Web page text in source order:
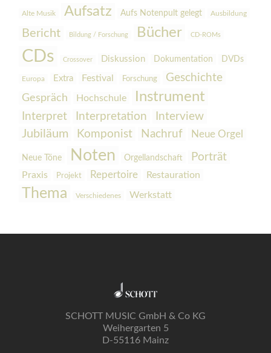
Alte Musik Aufsatz Aufs Notenpult gelegt Ausbildung
Bericht Bildung / Forschung Bücher CD-ROMs
CDs Crossover Diskussion Dokumentation DVDs
Europa Extra Festival Forschung Geschichte
Gespräch Hochschule Instrument
Interpret Interpretation
Interview
Jubiläum
Komponist Nachruf Neue Orgel
Neue Töne Noten Orgellandschaft Porträt
Praxis Projekt Repertoire Restauration
Thema Verschiedenes Werkstatt
SCHOTT MUSIC GmbH & Co KG
Weihergarten 5
D-55116 Mainz